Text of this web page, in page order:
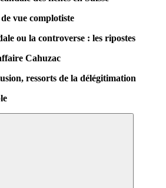
vue complotiste
ou la controverse : les ripostes
Cahuzac
ressorts de la délégitimation